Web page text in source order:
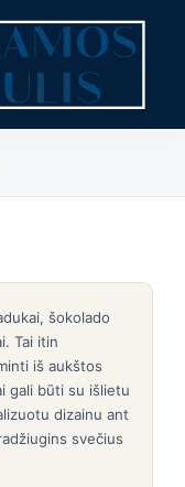
šokolado
Tai itin
iš aukštos
gali būti su išlietu
dizainu ant
svečius